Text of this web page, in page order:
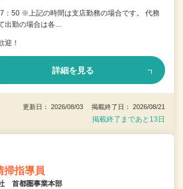
：50 ※上記の時間は支店勤務の場合です。 代務
出勤の場合は各…
迎！
詳細を見る
更新日： 2026/08/03 掲載終了日： 2026/08/21
掲載終了まであと13日
掃指導員
首都圏事業本部